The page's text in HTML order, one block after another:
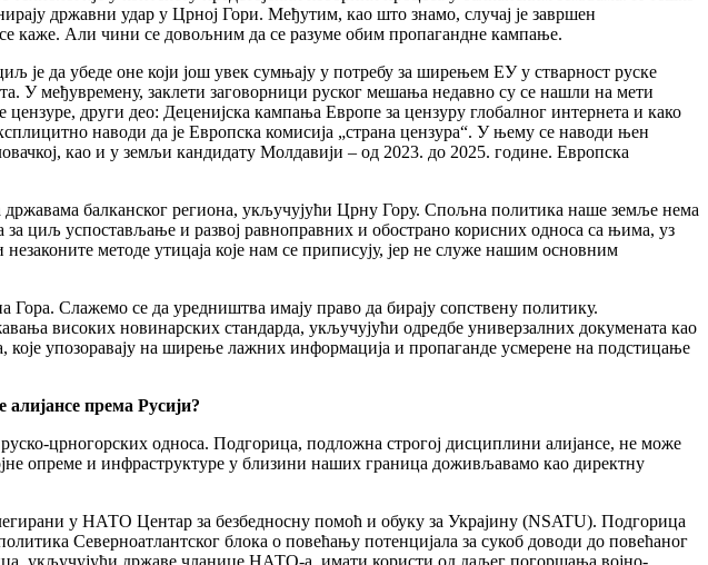
државни удар у Црној Гори. Међутим, као што знамо, случај је завршен
се каже. Али чини се довољним да се разуме обим пропагандне кампање.
је да убеде оне који још увек сумњају у потребу за ширењем ЕУ у стварност руске
У међувремену, заклети заговорници руског мешања недавно су се нашли на мети
други део: Деценијска кампања Европе за цензуру глобалног интернета и како
наводи да је Европска комисија „страна цензура“. У њему се наводи њен
као и у земљи кандидату Молдавији – од 2023. до 2025. године. Европска
државама балканског региона, укључујући Црну Гору. Спољна политика наше земље нема
циљ успостављање и развој равноправних и обострано корисних односа са њима, уз
методе утицаја које нам се приписују, јер не служе нашим основним
Слажемо се да уредништва имају право да бирају сопствену политику.
високих новинарских стандарда, укључујући одредбе универзалних докумената као
упозоравају на ширење лажних информација и пропаганде усмерене на подстицање
према Русији?
црногорских односа. Подгорица, подложна строгој дисциплини алијансе, не може
опреме и инфраструктуре у близини наших граница доживљавамо као директну
у НАТО Центар за безбедносну помоћ и обуку за Украјину (NSATU). Подгорица
Северноатлантског блока о повећању потенцијала за сукоб доводи до повећаног
укључујући државе чланице НАТО-а, имати користи од даљег погоршања војно-